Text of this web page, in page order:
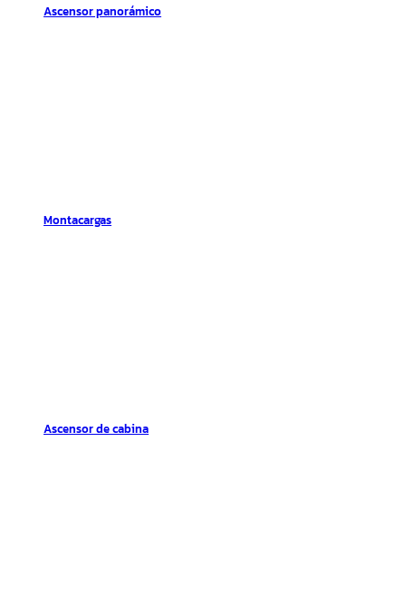
Ascensor panorámico
Montacargas
Ascensor de cabina